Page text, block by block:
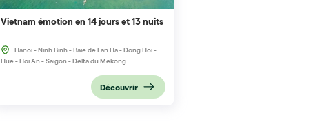
Vietnam émotion en 14 jours et 13 nuits
Hanoi - Ninh Binh - Baie de Lan Ha - Dong Hoi -
Hue - Hoi An - Saigon - Delta du Mékong
Découvrir